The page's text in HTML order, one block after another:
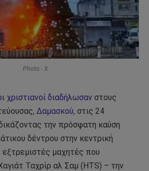
Photo - X
χριστιανοί διαδήλωσαν στους
Δαμασκού, στις 24
την πρόσφατη καύση
δέντρου στην κεντρική
μαχητές που
Ταχρίρ αλ Σαμ (HTS) – την